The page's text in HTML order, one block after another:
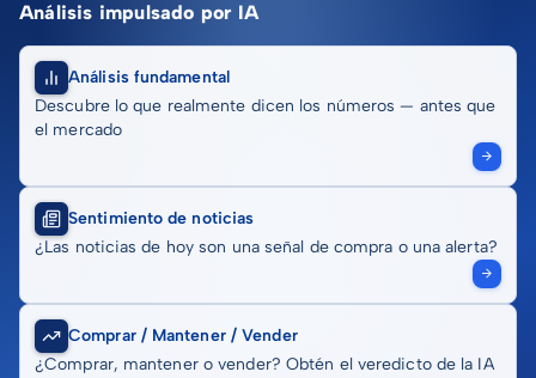
Análisis impulsado por IA
Análisis fundamental
Descubre lo que realmente dicen los números — antes que
el mercado
Sentimiento de noticias
¿Las noticias de hoy son una señal de compra o una alerta?
Comprar / Mantener / Vender
¿Comprar, mantener o vender? Obtén el veredicto de la IA